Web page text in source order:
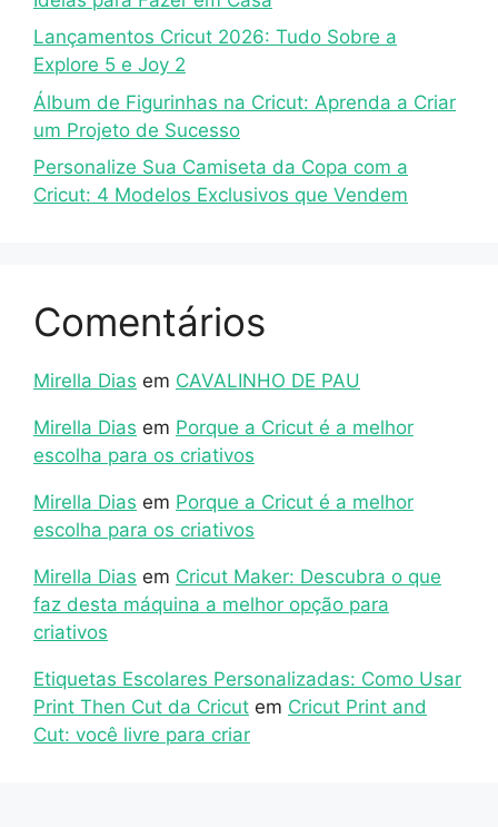
Lançamentos Cricut 2026: Tudo Sobre a
Explore 5 e Joy 2
Álbum de Figurinhas na Cricut: Aprenda a Criar
um Projeto de Sucesso
Personalize Sua Camiseta da Copa com a
Cricut: 4 Modelos Exclusivos que Vendem
Comentários
Mirella Dias em CAVALINHO DE PAU
Mirella Dias em Porque a Cricut é a melhor
escolha para os criativos
Mirella Dias em Porque a Cricut é a melhor
escolha para os criativos
Mirella Dias em Cricut Maker: Descubra o que
faz desta máquina a melhor opção para
criativos
Etiquetas Escolares Personalizadas: Como Usar
Print Then Cut da Cricut em Cricut Print and
Cut: você livre para criar